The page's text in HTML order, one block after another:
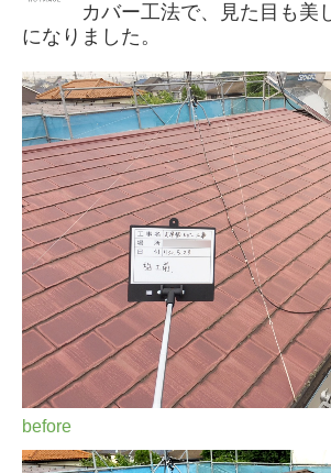
カバー工法で、見た目も美
になりました。
before